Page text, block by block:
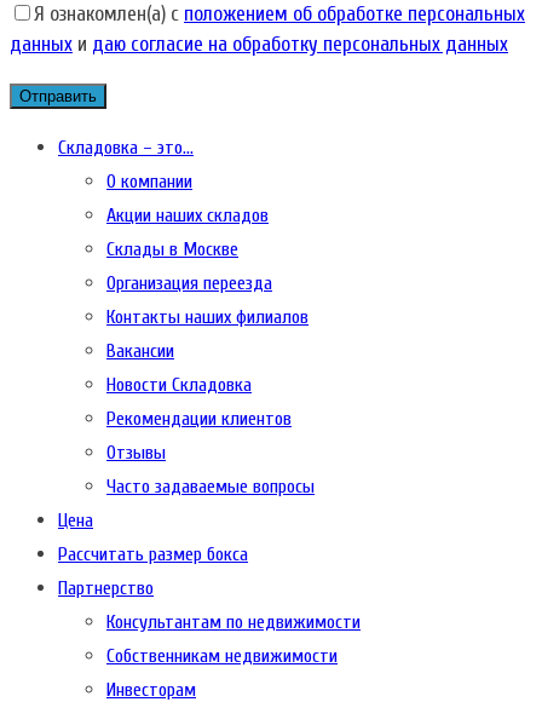
Я ознакомлен(а) с положением об обработке персональных
данных и даю согласие на обработку персональных данных
Складовка – это…
О компании
Акции наших складов
Склады в Москве
Организация переезда
Контакты наших филиалов
Вакансии
Новости Складовка
Рекомендации клиентов
Отзывы
Часто задаваемые вопросы
Цена
Рассчитать размер бокса
Партнерство
Консультантам по недвижимости
Собственникам недвижимости
Инвесторам